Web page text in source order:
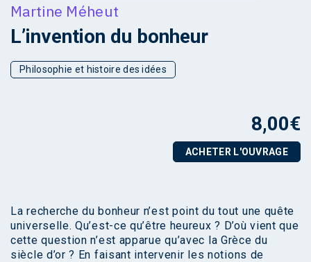
Martine Méheut
L’invention du bonheur
Philosophie et histoire des idées
8,00€
ACHETER L'OUVRAGE
La recherche du bonheur n’est point du tout une quête
universelle. Qu’est-ce qu’être heureux ? D’où vient que
cette question n’est apparue qu’avec la Grèce du
siècle d’or ? En faisant intervenir les notions de